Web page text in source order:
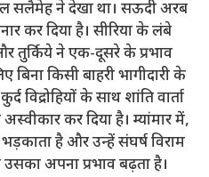
सलैमेह ने देखा था। सऊदी अरब
कर दिया है। सीरिया के लंबे
तुर्किये ने एक-दूसरे के प्रभाव
किसी बाहरी भागीदारी के
विद्रोहियों के साथ शांति वार्ता
कर दिया है। म्यांमार में,
भड़काता है और उन्हें संघर्ष विराम
अपना प्रभाव बढ़ता है।